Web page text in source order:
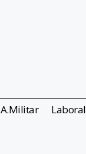
A.Militar Laboral